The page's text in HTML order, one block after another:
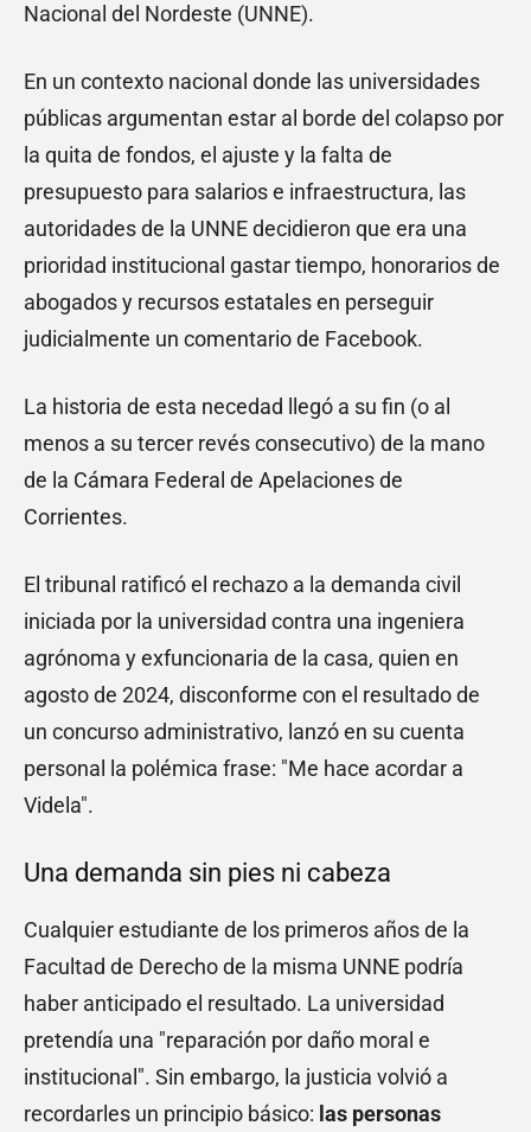
Nacional del Nordeste (UNNE).
En un contexto nacional donde las universidades
públicas argumentan estar al borde del colapso por
la quita de fondos, el ajuste y la falta de
presupuesto para salarios e infraestructura, las
autoridades de la UNNE decidieron que era una
prioridad institucional gastar tiempo, honorarios de
abogados y recursos estatales en perseguir
judicialmente un comentario de Facebook.
La historia de esta necedad llegó a su fin (o al
menos a su tercer revés consecutivo) de la mano
de la Cámara Federal de Apelaciones de
Corrientes.
El tribunal ratificó el rechazo a la demanda civil
iniciada por la universidad contra una ingeniera
agrónoma y exfuncionaria de la casa, quien en
agosto de 2024, disconforme con el resultado de
un concurso administrativo, lanzó en su cuenta
personal la polémica frase: "Me hace acordar a
Videla".
Una demanda sin pies ni cabeza
Cualquier estudiante de los primeros años de la
Facultad de Derecho de la misma UNNE podría
haber anticipado el resultado. La universidad
pretendía una "reparación por daño moral e
institucional". Sin embargo, la justicia volvió a
recordarles un principio básico: las personas